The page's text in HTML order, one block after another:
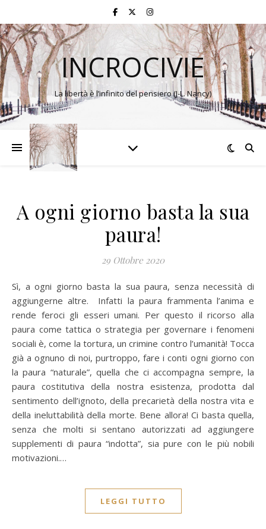
INCROCIVIE
La libertà è l’infinito del pensiero (J-L. Nancy)
A ogni giorno basta la sua
paura!
29 Ottobre 2020
Sì, a ogni giorno basta la sua paura, senza necessità di
aggiungerne altre. Infatti la paura frammenta l’anima e
rende feroci gli esseri umani. Per questo il ricorso alla
paura come tattica o strategia per governare i fenomeni
sociali è, come la tortura, un crimine contro l’umanità! Tocca
già a ognuno di noi, purtroppo, fare i conti ogni giorno con
la paura “naturale”, quella che ci accompagna sempre, la
paura costitutiva della nostra esistenza, prodotta dal
sentimento dell’ignoto, della precarietà della nostra vita e
della ineluttabilità della morte. Bene allora! Ci basta quella,
senza che molti si sentano autorizzati ad aggiungere
supplementi di paura “indotta”, sia pure con le più nobili
motivazioni.…
LEGGI TUTTO